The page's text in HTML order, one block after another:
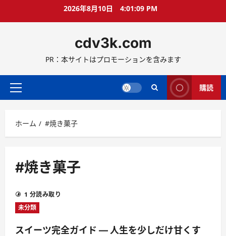
ス
ッ
2026年8月10日 4:01:10 PM
cdv3k.com
PR：本サイトはプロモーションを含みます
メ
メ
ニ
ー
購読
ホーム #焼き菓子
#焼き菓子
1 分読み取り
未分類
スイーツ完全ガイド ― 人生を少しだけ甘くす